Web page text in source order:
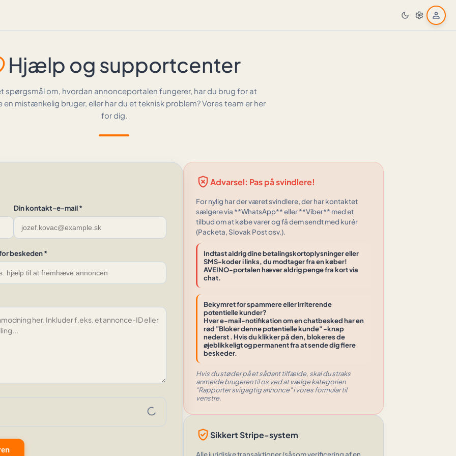
dark_mode settings person
Hjælp og supportcenter
spørgsmål om, hvordan annonceportalen fungerer, har du brug for at
mistænkelig bruger, eller har du et teknisk problem? Vores team er her
for dig.
Din kontakt-e-mail *
beskeden *
progress_activity
gpp_badAdvarsel: Pas på svindlere!
For nylig har der været svindlere, der har kontaktet
sælgere via **WhatsApp** eller **Viber** med et
tilbud om at købe varer og få dem sendt med kurér
(Packeta, Slovak Post osv.).
Indtast aldrig dine betalingskortoplysninger eller
SMS-koder i links, du modtager fra en køber!
AVEINO-portalen hæver aldrig penge fra kort via
chat.
Bekymret for spammere eller irriterende
potentielle kunder?
Hver e-mail-notifikation om en chatbesked har en
rød "Bloker denne potentielle kunde"-knap
nederst . Hvis du klikker på den, blokeres de
øjeblikkeligt og permanent fra at sende dig flere
beskeder.
Hvis du støder på et sådant tilfælde, skal du straks
anmelde brugeren til os ved at vælge kategorien
"Rapporter svigagtig annonce" i vores formular til
venstre.
verified_user Sikkert Stripe-system
Alle juridiske transaktioner (såsom verificering af en